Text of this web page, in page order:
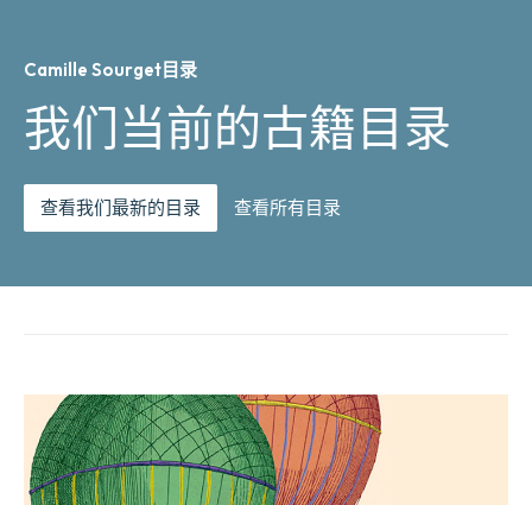
Camille Sourget目录
我们当前的古籍目录
查看我们最新的目录 查看所有目录